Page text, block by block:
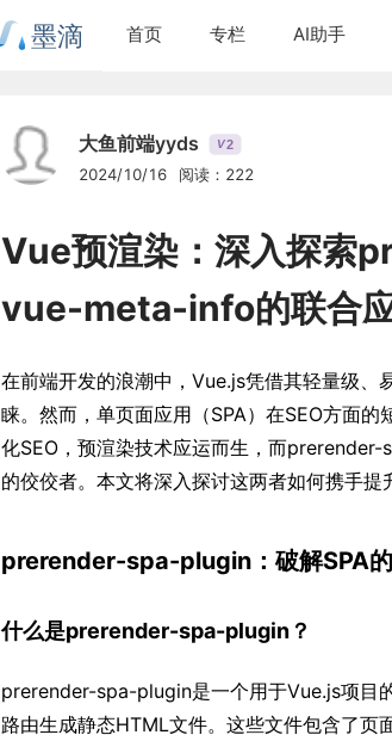
墨滴 首页 专栏 AI助手
大鱼前端yyds V2
2024/10/16 阅读：222
Vue预渲染：深入探
vue-meta-info的联合
在前端开发的浪潮中，Vue.js凭借其轻量级、
睐。然而，单页面应用（SPA）在SEO方面
化SEO，预渲染技术应运而生，而
的佼佼者。本文将深入探讨这两者如何携手提
prerender-spa-plugin：破解SPA
什么是prerender-spa-plugin？
prerender-spa-plugin是一个用于Vue.js项目
路由生成静态HTML文件。这些文件包含了页